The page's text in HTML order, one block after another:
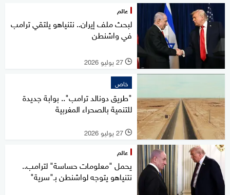
عالم
لبحث ملف إيران.. نتنياهو يلتقي ترامب
في واشنطن
l 27 يوليو 2026
خاص
"طريق دونالد ترامب".. بوابة جديدة
للتنمية بالصحراء المغربية
l 27 يوليو 2026
عالم
يحمل "معلومات حساسة" لترامب..
نتنياهو يتوجه لواشنطن بـ"سرية"